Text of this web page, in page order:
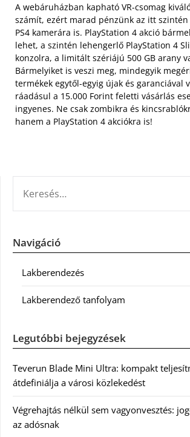
A webáruházban kapható VR-csomag
számít, ezért marad pénzünk az itt
PS4 kamerára is. PlayStation 4 akció
lehet, a szintén lehengerlő PlayStation 4
konzolra, a limitált szériájú 500 GB arany
Bármelyiket is veszi meg, mindegyik
termékek egytől-egyig újak és garanciával
ráadásul a 15.000 Forint feletti vásárlás
ingyenes. Ne csak zombikra és
hanem a PlayStation 4 akciókra is!
Navigáció
Lakberendezés
Lakberendező tanfolyam
Legutóbbi bejegyzések
Teverun Blade Mini Ultra: kompakt
átdefiniálja a városi közlekedést
Végrehajtás nélkül sem vagyonvesztés:
az adósnak